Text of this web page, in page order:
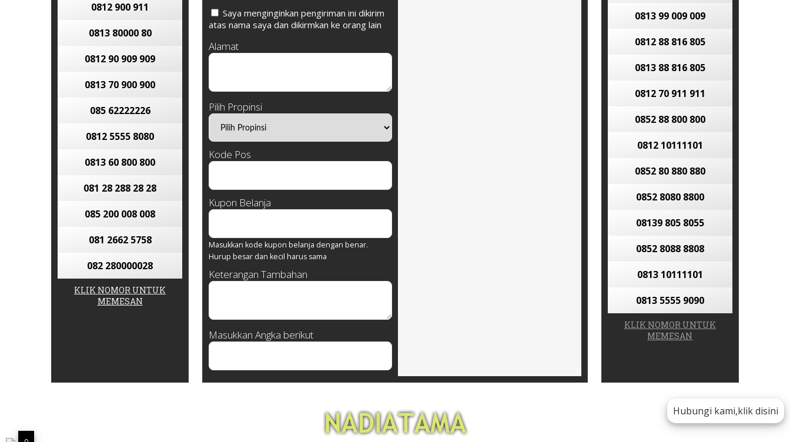
Hubungi kami,klik disini
0812 900 911
0813 80000 80
0812 90 909 909
0813 70 900 900
085 62222226
0812 5555 8080
0813 60 800 800
081 28 288 28 28
085 200 008 008
081 2662 5758
082 280000028
KLIK NOMOR UNTUK
MEMESAN
Saya menginginkan pengiriman ini dikirim
atas nama saya dan dikirmkan ke orang lain
Alamat
Pilih Propinsi
Kode Pos
Kupon Belanja
Masukkan kode kupon belanja dengan benar.
Hurup besar dan kecil harus sama
Keterangan Tambahan
Masukkan Angka berikut
0813 99 009 009
0812 88 816 805
0813 88 816 805
0812 70 911 911
0852 88 800 800
0812 10111101
0852 80 880 880
0852 8080 8800
08139 805 8055
0852 8088 8808
0813 10111101
0813 5555 9090
KLIK NOMOR UNTUK
MEMESAN